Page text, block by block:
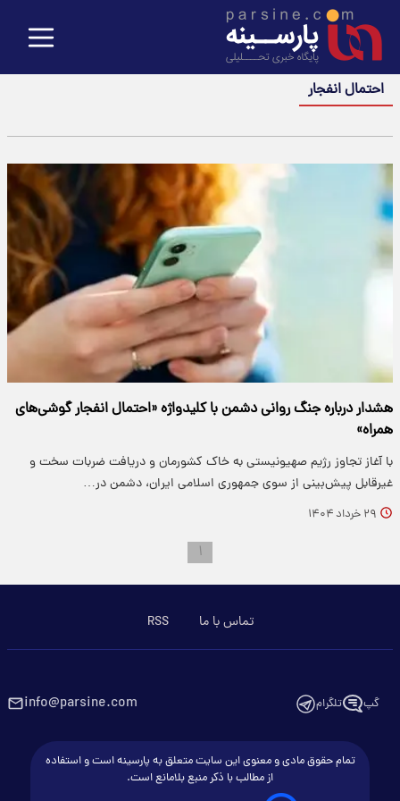
احتمال انفجار
هشدار درباره جنگ روانی دشمن با کلیدواژه «احتمال انفجار گوشی‌های
همراه»
با آغاز تجاوز رژیم صهیونیستی به خاک کشورمان و دریافت ضربات سخت و
غیرقابل پیش‌بینی از سوی جمهوری اسلامی ایران، دشمن در…
۲۹ خرداد ۱۴۰۴
۱
تماس با ما RSS
گپ تلگرام info@parsine.com
تمام حقوق مادی و معنوی این سایت متعلق به پارسینه است و استفاده
از مطالب با ذکر منبع بلامانع است.